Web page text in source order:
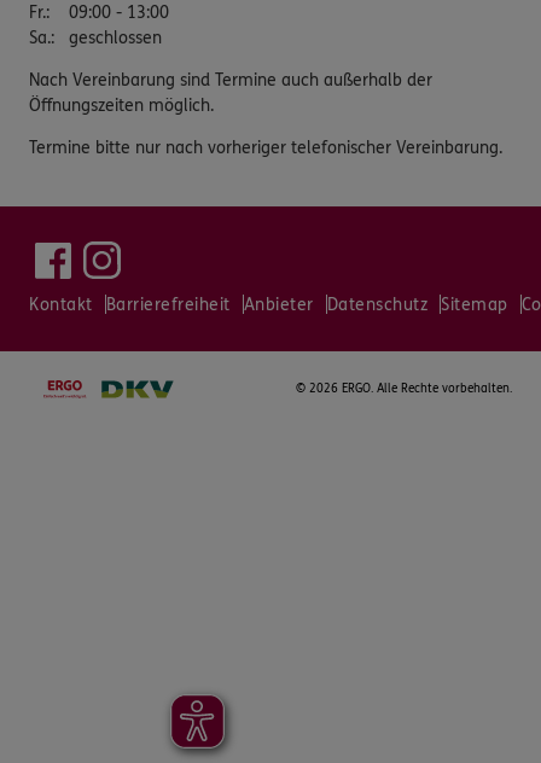
Fr.:
09:00 - 13:00
Sa.: geschlossen
Nach Vereinbarung sind Termine auch außerhalb der
Öffnungszeiten möglich.
Termine bitte nur nach vorheriger telefonischer Vereinbarung.
Kontakt Barrierefreiheit Anbieter Datenschutz Sitemap
© 2026 ERGO. Alle Rechte vorbehalten.